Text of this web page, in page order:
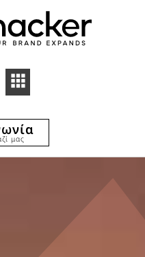
μας